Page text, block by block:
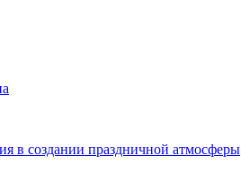
в создании праздничной атмосферы